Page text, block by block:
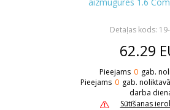
Detaļas kods:
62.29
Pieejams 0 gab.
Pieejams 0 gab.
darba
Sūtīšanas